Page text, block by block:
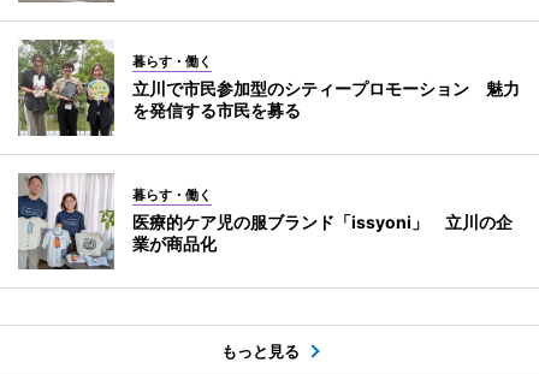
暮らす・働く
立川で市民参加型のシティープロモーション 魅力
を発信する市民を募る
暮らす・働く
医療的ケア児の服ブランド「issyoni」 立川の企
業が商品化
もっと見る